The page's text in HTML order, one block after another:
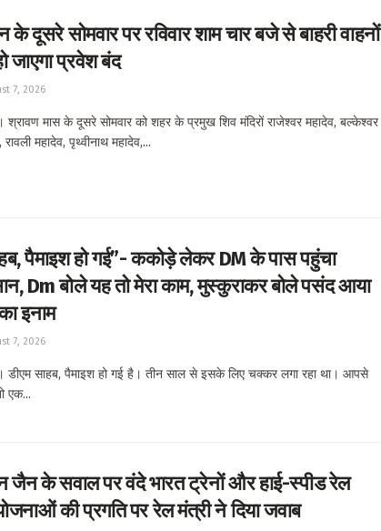
के दूसरे सोमवार पर रविवार शाम चार बजे से बाहरी वाहनों
जाएगा प्रवेश बंद
7, 2026
श्रावण मास के दूसरे सोमवार को शहर के प्रमुख शिव मंदिरों राजेश्वर महादेव, बल्केश्वर
रावली महादेव, पृथ्वीनाथ महादेव,...
पैमाइश हो गई”- ककोड़े लेकर DM के पास पहुंचा
Dm बोले यह तो मेरा काम, मुस्कुराकर बोले पसंद आया
इनाम
7, 2026
डीएम साहब, पैमाइश हो गई है। तीन साल से इसके लिए चक्कर लगा रहा था। आपसे
एक...
जैन के सवाल पर वंदे भारत ट्रेनों और हाई-स्पीड रेल
की प्रगति पर रेल मंत्री ने दिया जवाब